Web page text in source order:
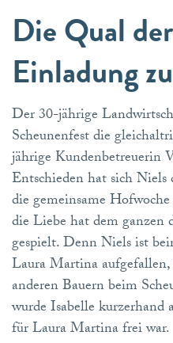
Die Qual
Einladung
Der 30-jährige
Scheunenfest die
jährige Kundenbetreuerin
Entschieden hat sich
die gemeinsame
die Liebe hat dem ganzen
gespielt. Denn Niels ist
Laura Martina
anderen Bauern beim
wurde Isabelle kurzerhand
für Laura Martina frei war.